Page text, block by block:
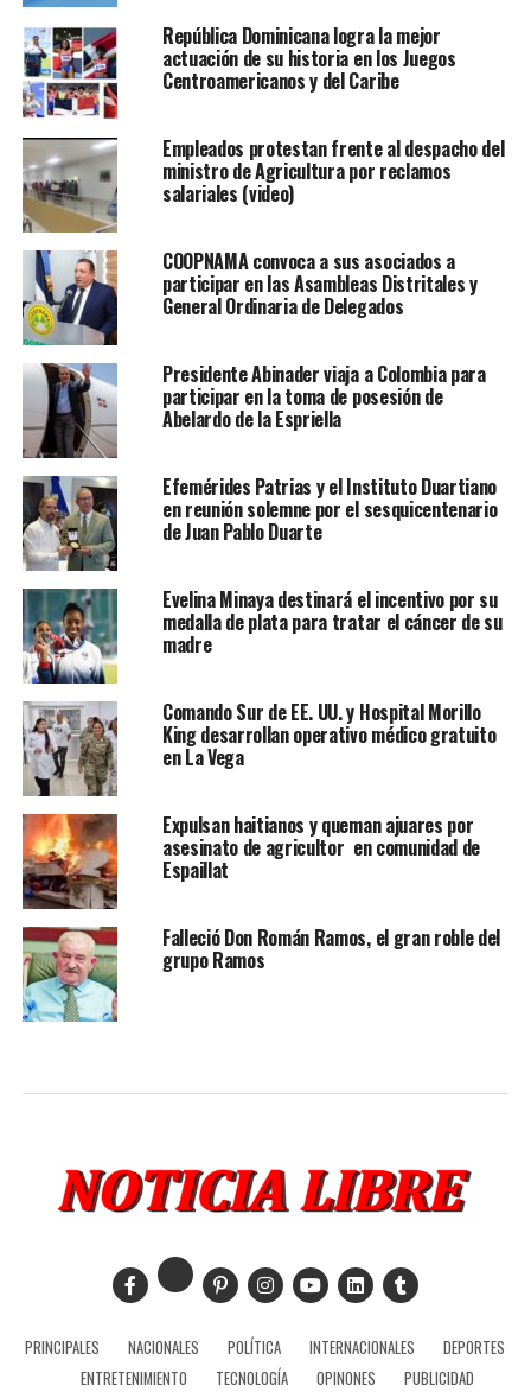
República Dominicana logra la mejor
actuación de su historia en los Juegos
Centroamericanos y del Caribe
Empleados protestan frente al despacho del
ministro de Agricultura por reclamos
salariales (video)
COOPNAMA convoca a sus asociados a
participar en las Asambleas Distritales y
General Ordinaria de Delegados
Presidente Abinader viaja a Colombia para
participar en la toma de posesión de
Abelardo de la Espriella
Efemérides Patrias y el Instituto Duartiano
en reunión solemne por el sesquicentenario
de Juan Pablo Duarte
Evelina Minaya destinará el incentivo por su
medalla de plata para tratar el cáncer de su
madre
Comando Sur de EE. UU. y Hospital Morillo
King desarrollan operativo médico gratuito
en La Vega
Expulsan haitianos y queman ajuares por
asesinato de agricultor en comunidad de
Espaillat
Falleció Don Román Ramos, el gran roble del
grupo Ramos
PRINCIPALES NACIONALES POLÍTICA INTERNACIONALES
DEPORTES
ENTRETENIMIENTO
TECNOLOGÍA OPINONES PUBLICIDAD